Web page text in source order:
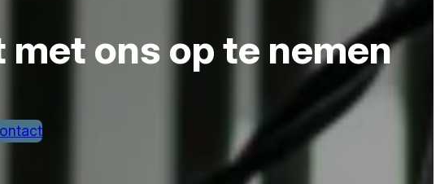
ons op te nemen